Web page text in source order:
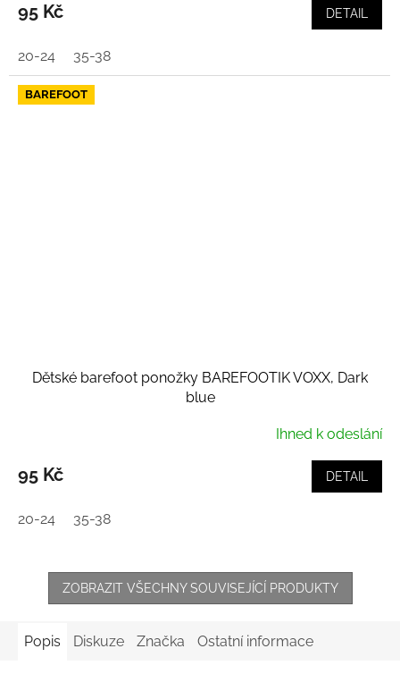
95 Kč DETAIL
20-24 35-38
BAREFOOT
Dětské barefoot ponožky BAREFOOTIK VOXX, Dark
blue
Ihned k odeslání
95 Kč DETAIL
20-24 35-38
ZOBRAZIT VŠECHNY SOUVISEJÍCÍ PRODUKTY
Popis Diskuze Značka Ostatní informace